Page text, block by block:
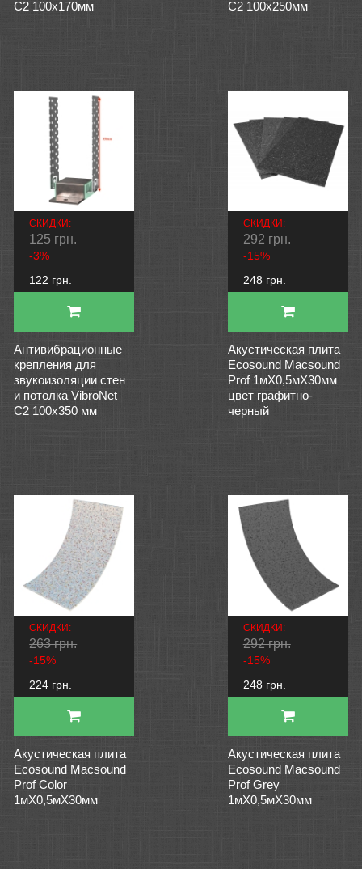
C2 100x170мм
C2 100x250мм
СКИДКИ:
125 грн.
-3%
122 грн.
Антивибрационные
крепления для
звукоизоляции стен
и потолка VibroNet
C2 100x350 мм
СКИДКИ:
292 грн.
-15%
248 грн.
Акустическая плита
Ecosound Macsound
Prof 1мХ0,5мХ30мм
цвет графитно-
черный
СКИДКИ:
263 грн.
-15%
224 грн.
Акустическая плита
Ecosound Macsound
Prof Color
1мХ0,5мХ30мм
СКИДКИ:
292 грн.
-15%
248 грн.
Акустическая плита
Ecosound Macsound
Prof Grey
1мХ0,5мХ30мм